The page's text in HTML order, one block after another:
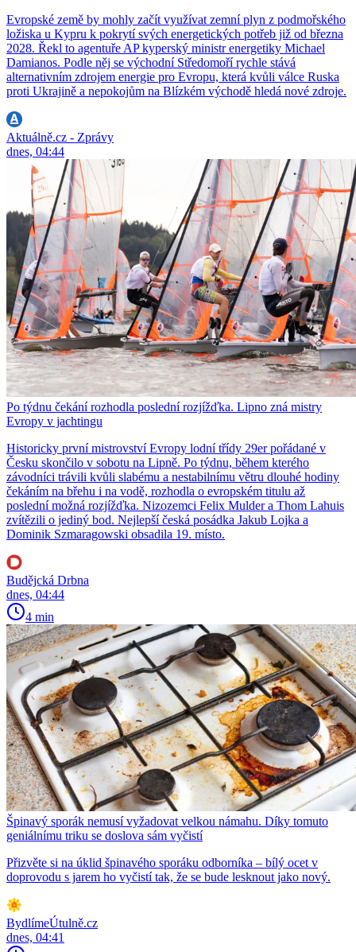
Evropské země by mohly začít využívat zemní plyn z podmořského
ložiska u Kypru k pokrytí svých energetických potřeb již od března
2028. Řekl to agentuře AP kyperský ministr energetiky Michael
Damianos. Podle něj se východní Středomoří rychle stává
alternativním zdrojem energie pro Evropu, která kvůli válce Ruska
proti Ukrajině a nepokojům na Blízkém východě hledá nové zdroje.
Aktuálně.cz - Zprávy
dnes, 04:44
Po týdnu čekání rozhodla poslední rozjížďka. Lipno zná mistry
Evropy v jachtingu
Historicky první mistrovství Evropy lodní třídy 29er pořádané v
Česku skončilo v sobotu na Lipně. Po týdnu, během kterého
závodníci trávili kvůli slabému a nestabilnímu větru dlouhé hodiny
čekáním na břehu i na vodě, rozhodla o evropském titulu až
poslední možná rozjížďka. Nizozemci Felix Mulder a Thom Lahuis
zvítězili o jediný bod. Nejlepší česká posádka Jakub Lojka a
Dominik Szmaragowski obsadila 19. místo.
Budějcká Drbna
dnes, 04:44
4 min
Špinavý sporák nemusí vyžadovat velkou námahu. Díky tomuto
geniálnímu triku se doslova sám vyčistí
Přizvěte si na úklid špinavého sporáku odborníka – bílý ocet v
doprovodu s jarem ho vyčistí tak, že se bude lesknout jako nový.
BydlímeÚtulně.cz
dnes, 04:41